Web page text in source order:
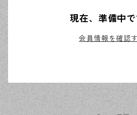
現在、準備中で
会員情報を確認